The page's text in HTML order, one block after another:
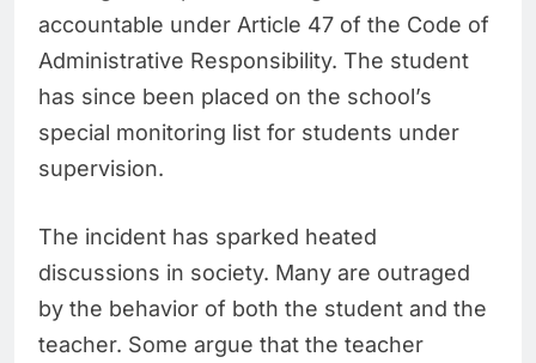
accountable under Article 47 of the Code of
Administrative Responsibility. The student
has since been placed on the school’s
special monitoring list for students under
supervision.
The incident has sparked heated
discussions in society. Many are outraged
by the behavior of both the student and the
teacher. Some argue that the teacher